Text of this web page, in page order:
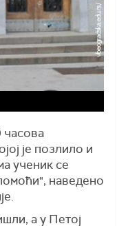
је позлило и
ученик се
наведено
а у Петој